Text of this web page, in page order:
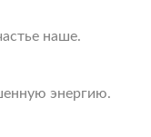
наше.
энергию.